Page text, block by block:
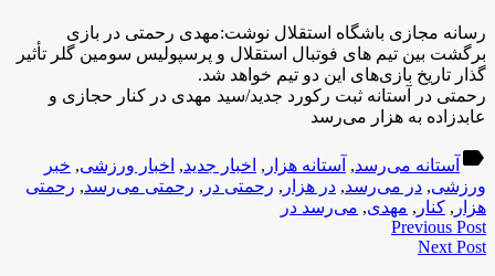
رسانه مجازی باشگاه استقلال نوشت:مهدی رحمتی در بازی
برگشت بین تیم های فوتبال استقلال و پرسپولیس سومین گلر تأثیر
گذار تاریخ بازی‌های این دو تیم خواهد شد.
رحمتی در آستانه ثبت رکورد جدید/سید مهدی در کنار حجازی و
عابدزاده به هزار می‌رسد
label آستانه می‌رسد, آستانه هزار , اخبار جدید, اخبار ورزشی, خبر
ورزشی, در می‌رسد, در هزار , رحمتی در , رحمتی می‌رسد, رحمتی
هزار , کنار , مهدی, می‌رسد در
Previous Post
Next Post